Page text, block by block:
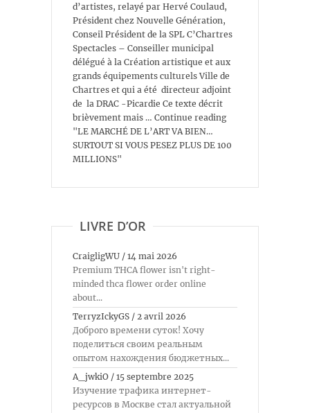
d’artistes, relayé par Hervé Coulaud,
Président chez Nouvelle Génération,
Conseil Président de la SPL C’Chartres
Spectacles – Conseiller municipal
délégué à la Création artistique et aux
grands équipements culturels Ville de
Chartres et qui a été directeur adjoint
de la DRAC -Picardie Ce texte décrit
brièvement mais … Continue reading
"LE MARCHÉ DE L’ART VA BIEN…
SURTOUT SI VOUS PESEZ PLUS DE 100
MILLIONS"
LIVRE D’OR
CraigligWU / 14 mai 2026
Premium THCA flower isn't right-
minded thca flower order online
about...
TerryzIckyGS / 2 avril 2026
Доброго времени суток! Хочу
поделиться своим реальным
опытом нахождения бюджетных...
A_jwkiO / 15 septembre 2025
Изучение трафика интернет-
ресурсов в Москве стал актуальной